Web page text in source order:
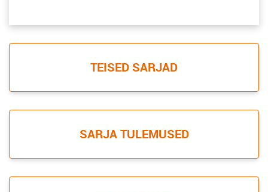
TEISED SARJAD
SARJA TULEMUSED